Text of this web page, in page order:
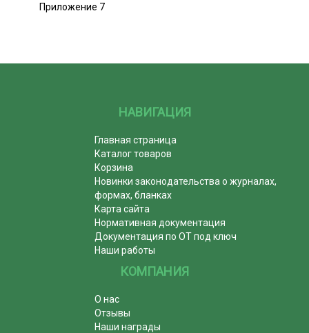
Приложение 7
НАВИГАЦИЯ
Главная страница
Каталог товаров
Корзина
Новинки законодательства о журналах,
формах, бланках
Карта сайта
Нормативная документация
Документация по ОТ под ключ
Наши работы
КОМПАНИЯ
О нас
Отзывы
Наши награды